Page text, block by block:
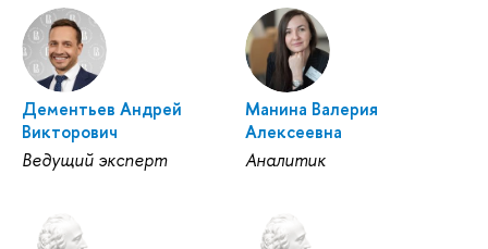
Дементьев Андрей
Викторович
Ведущий эксперт
Манина Валерия
Алексеевна
Аналитик